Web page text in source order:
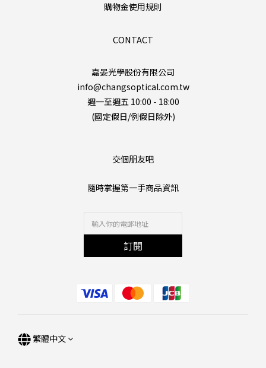
購物金使用規則
CONTACT
嘉晏光學股份有限公司
info@changsoptical.com.tw
週一至週五 10:00 - 18:00
(國定假日/例假日除外)
交個朋友吧
隨時掌握第一手商品資訊
訂閱
繁體中文